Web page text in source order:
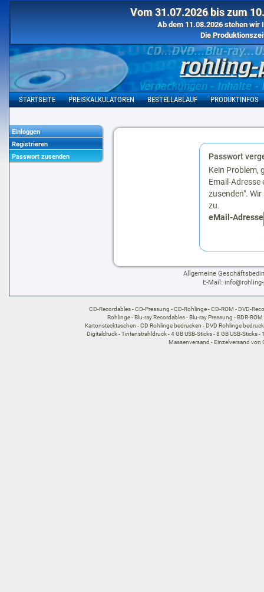
Vom 31.07.2026 bis zum
Ab dem 11.08.2026 stehen
Die
STARTSEITE PREISKALKULATOREN BESTELLABLAUF PRODUKTINFOS
Einloggen
Registrieren
Passwort zusenden
Passwort
Kein Problem,
Email-
zusenden".
zu.
eMail-Adresse
Allgemeine
E-Mail:
CD-Recordables CD-Pressung CD-Rohlinge CD-ROM
DVD-
Rohlinge
Blu-ray Recordables Blu-ray Pressung
BDR-ROM
Kartonstecktaschen
CD Rohlinge bedrucken
DVD Rohlinge
Digitaldruck
Tintenstrahldruck 4 GB USB-Sticks 8 GB USB-Sticks
Massenversand
Einzelversand von